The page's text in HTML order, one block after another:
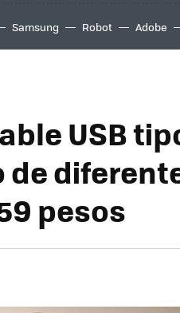
Samsung Robot Adobe
USB
de
pesos